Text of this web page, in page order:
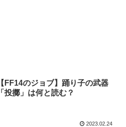
【FF14のジョブ】踊り子の武器
「投擲」は何と読む？
2023.02.24